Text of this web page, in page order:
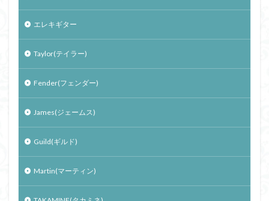
エレキギター
Taylor(テイラー)
Fender(フェンダー)
James(ジェームス)
Guild(ギルド)
Martin(マーティン)